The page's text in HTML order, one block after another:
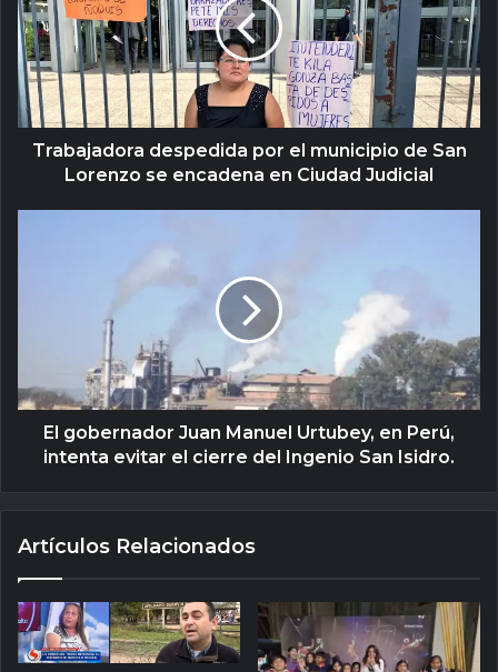
Trabajadora despedida por el municipio de San
Lorenzo se encadena en Ciudad Judicial
El gobernador Juan Manuel Urtubey, en Perú,
intenta evitar el cierre del Ingenio San Isidro.
Artículos Relacionados